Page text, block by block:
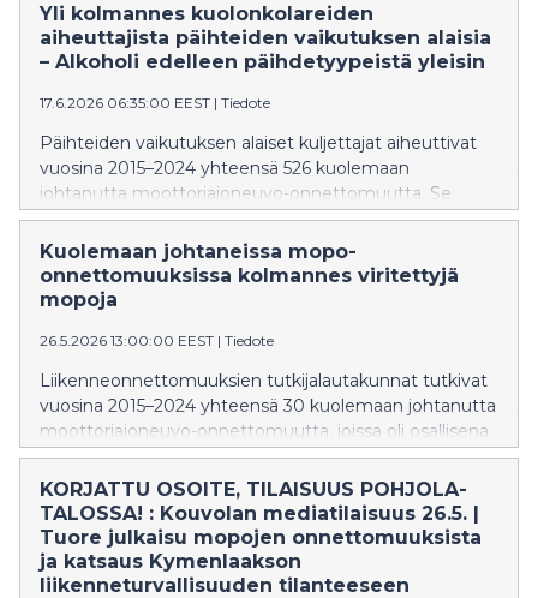
Yli kolmannes kuolonkolareiden
aiheuttajista päihteiden vaikutuksen alaisia
– Alkoholi edelleen päihdetyypeistä yleisin
17.6.2026 06:35:00 EEST | Tiedote
Päihteiden vaikutuksen alaiset kuljettajat aiheuttivat
vuosina 2015–2024 yhteensä 526 kuolemaan
johtanutta moottoriajoneuvo-onnettomuutta. Se
vastaa 37 prosenttia kaikista kuolemaan johtaneista
onnettomuuksista kymmenen vuoden aikana. Lisäksi
päihteiden vaikutuksen alaiset moottoriajoneuvon
kuljettajat aiheuttivat 15 jalankulkijan, polkupyöräilijän
johtanutta onnettomuutta.
Kuolemaan johtaneissa mopo-
onnettomuuksissa kolmannes viritettyjä
mopoja
26.5.2026 13:00:00 EEST | Tiedote
Liikenneonnettomuuksien tutkijalautakunnat tutkivat
vuosina 2015–2024 yhteensä 30 kuolemaan johtanutta
moottoriajoneuvo-onnettomuutta, joissa oli osallisena
mopoilija. Kaikista onnettomuuksiin osallisista
mopoista yli puolessa oli tekniseen kuntoon liittyviä
ongelmia, kuten virittäminen, tekniset viat tai
puutteet renkaiden kunnossa. Myös mopoilijoiden
ajokunnossa todettiin puutteita.
KORJATTU OSOITE, TILAISUUS POHJOLA-
TALOSSA! : Kouvolan mediatilaisuus 26.5. |
Tuore julkaisu mopojen onnettomuuksista
ja katsaus Kymenlaakson
liikenneturvallisuuden tilanteeseen